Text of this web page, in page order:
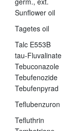
Sunflower oil
Tagetes oil
Talc E553B
tau-Fluvalinate
Tebuconazole
Tebufenozide
Tebufenpyrad
Teflubenzuron
Tefluthrin